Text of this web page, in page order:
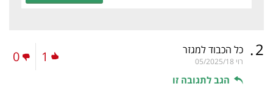
2
. כל הכבוד למגזר
רוי 05/2025/18
הגב לתגובה זו
1
0